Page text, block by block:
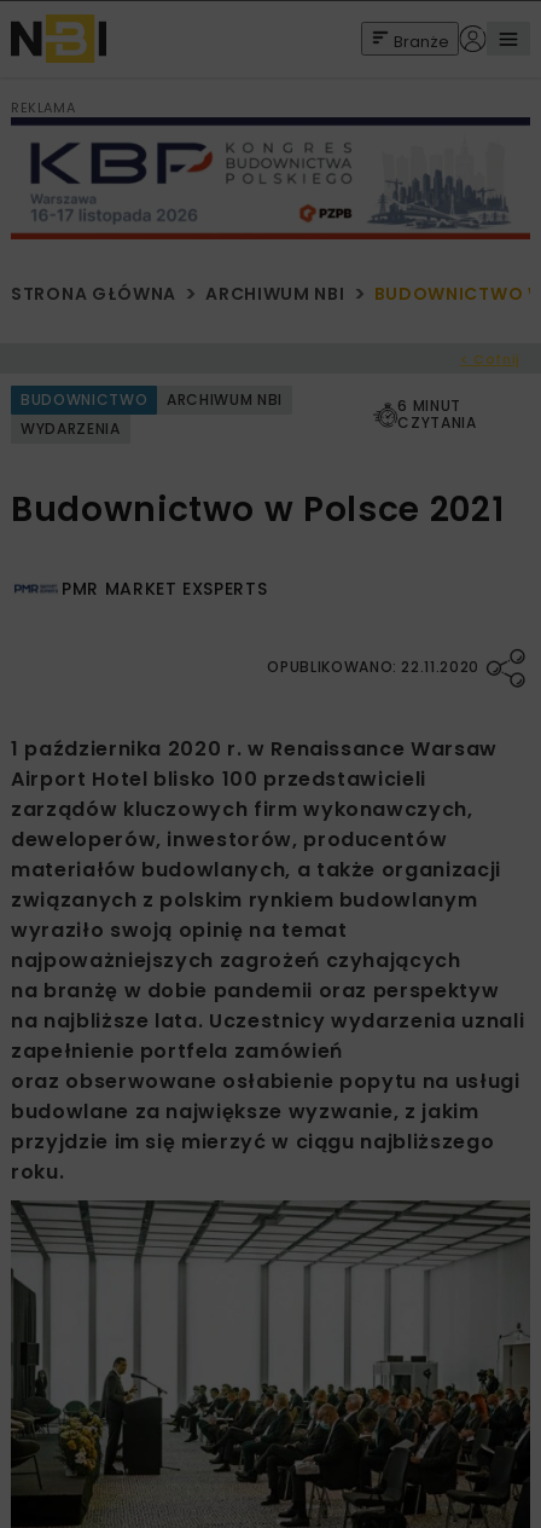
Branże
REKLAMA
STRONA GŁÓWNA ARCHIWUM NBI BUDOWNICTWO
< Cofnij
BUDOWNICTWO
ARCHIWUM NBI
WYDARZENIA
6 MINUT
CZYTANIA
Budownictwo w Polsce 2021
PMR MARKET EXSPERTS
OPUBLIKOWANO: 22.11.2020
1 października 2020 r. w Renaissance Warsaw
Airport Hotel blisko 100 przedstawicieli
zarządów kluczowych firm wykonawczych,
deweloperów, inwestorów, producentów
materiałów budowlanych, a także organizacji
związanych z polskim rynkiem budowlanym
wyraziło swoją opinię na temat
najpoważniejszych zagrożeń czyhających
na branżę w dobie pandemii oraz perspektyw
na najbliższe lata. Uczestnicy wydarzenia uznali
zapełnienie portfela zamówień
oraz obserwowane osłabienie popytu na usługi
budowlane za największe wyzwanie, z jakim
przyjdzie im się mierzyć w ciągu najbliższego
roku.